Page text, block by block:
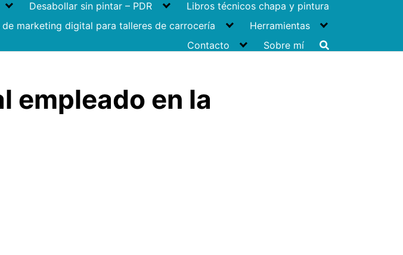
Desabollar sin pintar – PDR
Libros técnicos chapa y pintura
de marketing digital para talleres de carrocería
Herramientas
Contacto
Sobre mí
empleado en la